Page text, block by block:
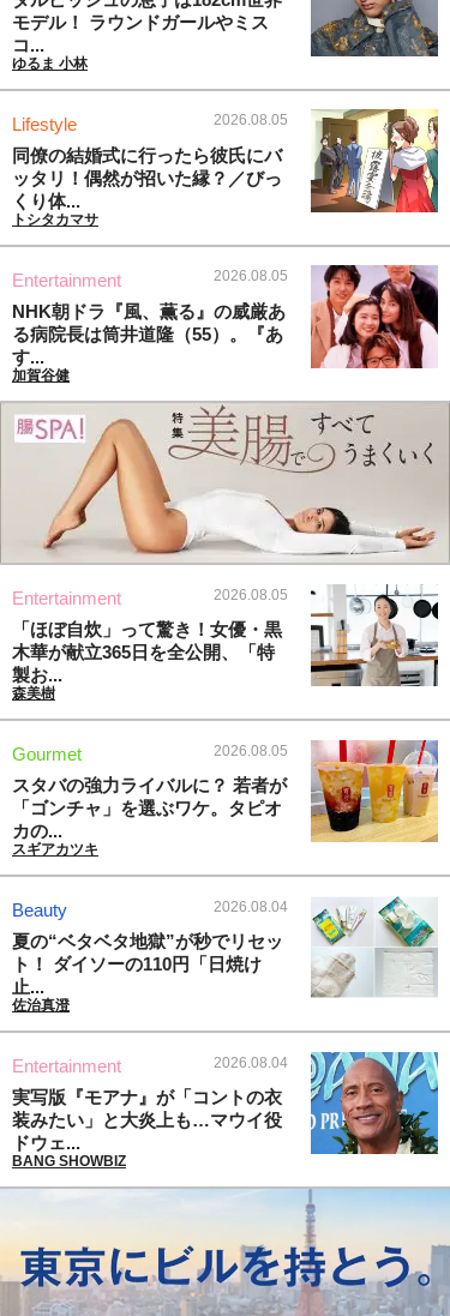
モデル！ ラウンドガールやミス
コ...
ゆるま 小林
Lifestyle 2026.08.05
同僚の結婚式に行ったら彼氏にバ
ッタリ！偶然が招いた縁？／びっ
くり体...
トシタカマサ
Entertainment 2026.08.05
NHK朝ドラ『風、薫る』の威厳あ
る病院長は筒井道隆（55）。『あ
す...
加賀谷健
Entertainment 2026.08.05
「ほぼ自炊」って驚き！女優・黒
木華が献立365日を全公開、「特
製お...
森美樹
Gourmet 2026.08.05
スタバの強力ライバルに？ 若者が
「ゴンチャ」を選ぶワケ。タピオ
カの...
スギアカツキ
Beauty 2026.08.04
夏の“ベタベタ地獄”が秒でリセッ
ト！ ダイソーの110円「日焼け
止...
佐治真澄
Entertainment 2026.08.04
実写版『モアナ』が「コントの衣
装みたい」と大炎上も…マウイ役
ドウェ...
BANG SHOWBIZ